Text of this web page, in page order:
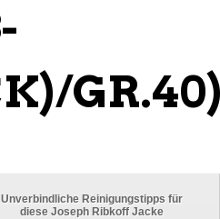
Unverbindliche Reinigungstipps für
diese Joseph Ribkoff Jacke